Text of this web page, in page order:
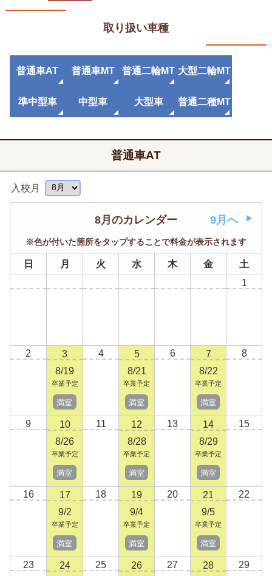
取り扱い車種
普通車AT 普通車MT 普通二輪MT 大型二輪MT
準中型車 中型車 大型車 普通二種MT
普通車AT
入校月
8月のカレンダー 9月へ
※色が付いた箇所をタップすることで料金が表示されます
日 月 火 水 木 金
土
1
2
3
8/19
卒業予定
満室
4
5
8/21
卒業予定
満室
6
7
8/22
卒業予定
満室
8
9
10
8/26
卒業予定
満室
11
12
8/28
卒業予定
満室
13
14
8/29
卒業予定
満室
15
16
17
9/2
卒業予定
満室
18
19
9/4
卒業予定
満室
20
21
9/5
卒業予定
満室
22
23
24
25
26
27
28
29